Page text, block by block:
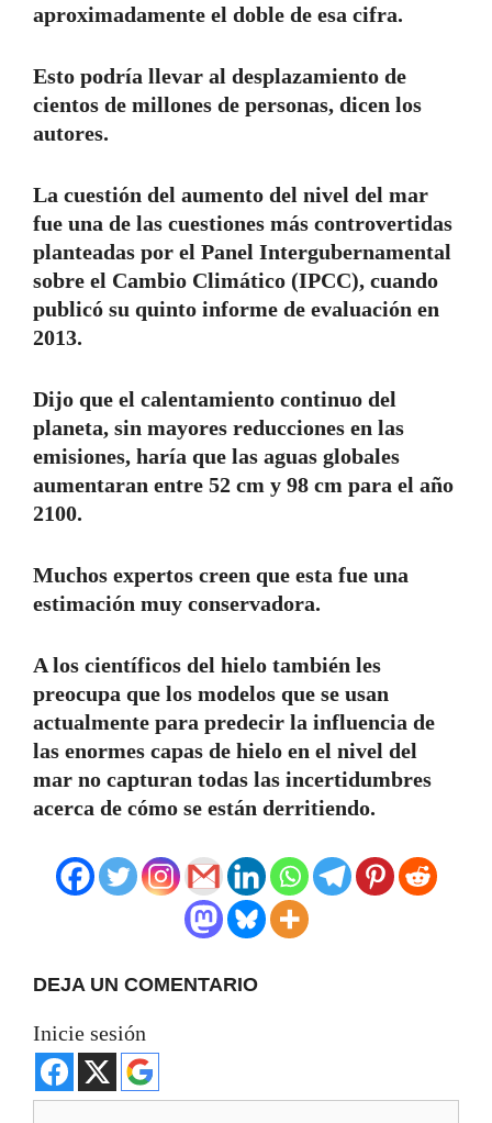
aproximadamente el doble de esa cifra.
Esto podría llevar al desplazamiento de
cientos de millones de personas, dicen los
autores.
La cuestión del aumento del nivel del mar
fue una de las cuestiones más controvertidas
planteadas por el Panel Intergubernamental
sobre el Cambio Climático (IPCC), cuando
publicó su quinto informe de evaluación en
2013.
Dijo que el calentamiento continuo del
planeta, sin mayores reducciones en las
emisiones, haría que las aguas globales
aumentaran entre 52 cm y 98 cm para el año
2100.
Muchos expertos creen que esta fue una
estimación muy conservadora.
A los científicos del hielo también les
preocupa que los modelos que se usan
actualmente para predecir la influencia de
las enormes capas de hielo en el nivel del
mar no capturan todas las incertidumbres
acerca de cómo se están derritiendo.
DEJA UN COMENTARIO
Inicie sesión